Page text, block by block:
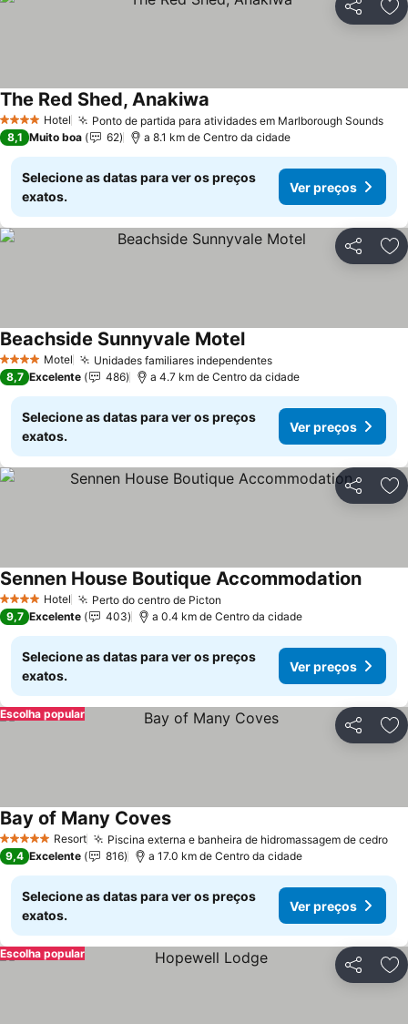
Partilhar
4 EstrelasHotel Ponto de partida para atividades em Marlborough Sounds
The Red Shed, Anakiwa
8,1 Muito boa 62 a 8.1 km de Centro da cidade
Selecione as datas para ver os preços
exatos.
Ver preços
Partilhar
4 EstrelasMotel Unidades familiares independentes
Beachside Sunnyvale Motel
8,7 Excelente 486 a 4.7 km de Centro da cidade
Selecione as datas para ver os preços
exatos.
Ver preços
Partilhar
4 EstrelasHotel Perto do centro de Picton
Sennen House Boutique Accommodation
9,7 Excelente 403 a 0.4 km de Centro da cidade
Selecione as datas para ver os preços
exatos.
Ver preços
Partilhar
Escolha popular
5 Estrelas Resort Piscina externa e banheira de hidromassagem de cedro
Bay of Many Coves
9,4 Excelente 816 a 17.0 km de Centro da cidade
Selecione as datas para ver os preços
exatos.
Ver preços
Partilhar
Escolha popular